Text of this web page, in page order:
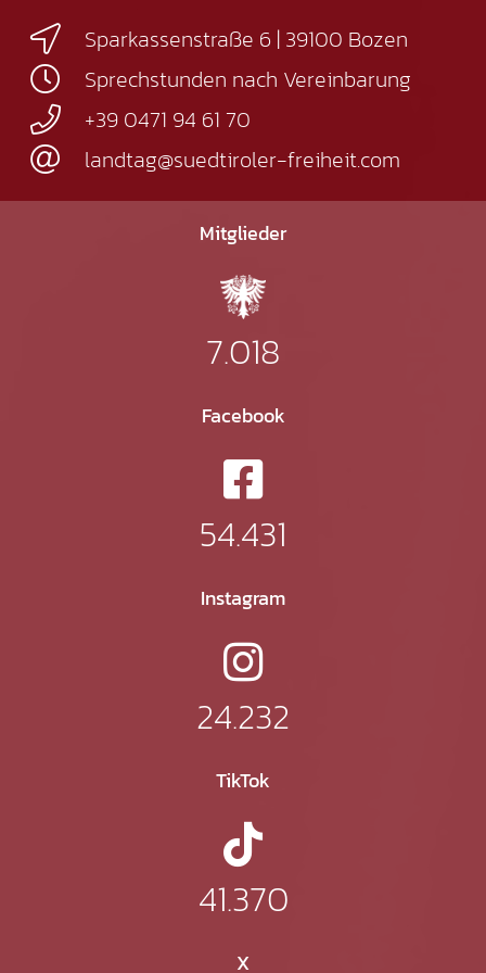
Sparkassenstraße 6 | 39100 Bozen
Sprechstunden nach Vereinbarung
+39 0471 94 61 70
landtag@suedtiroler-freiheit.com
Mitglieder
7.018
Facebook
54.431
Instagram
24.232
TikTok
41.370
X